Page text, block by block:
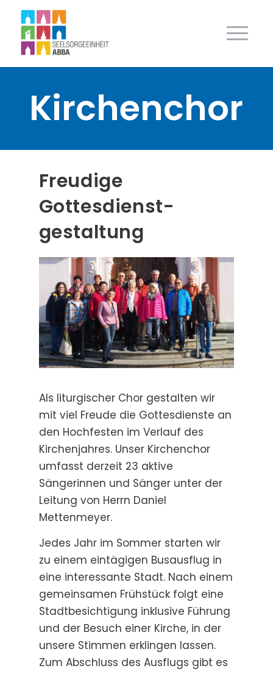
Kirchenchor
Freudige
Gottesdienst­
gestaltung
Als liturgischer Chor gestalten wir
mit viel Freude die Gottesdienste an
den Hochfesten im Verlauf des
Kirchenjahres. Unser Kirchenchor
umfasst derzeit 23 aktive
Sängerinnen und Sänger unter der
Leitung von Herrn Daniel
Mettenmeyer.
Jedes Jahr im Sommer starten wir
zu einem eintägigen Busausflug in
eine interessante Stadt. Nach einem
gemeinsamen Frühstück folgt eine
Stadtbesichtigung inklusive Führung
und der Besuch einer Kirche, in der
unsere Stimmen erklingen lassen.
Zum Abschluss des Ausflugs gibt es